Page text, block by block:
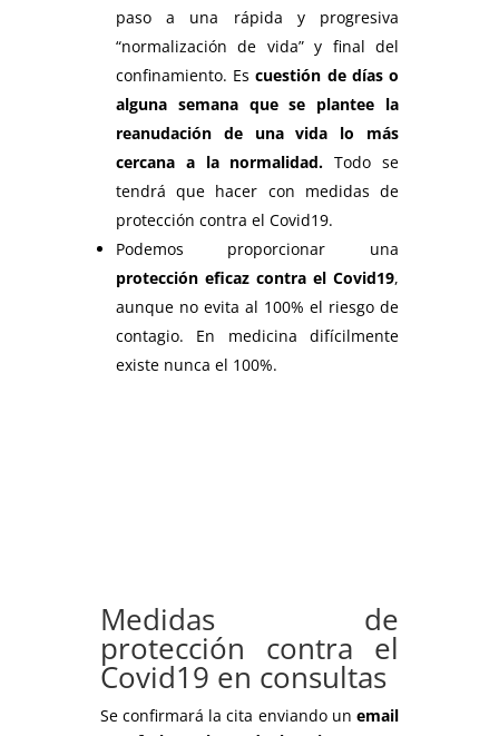
paso a una rápida y progresiva
“normalización de vida” y final del
confinamiento. Escuestión de días o
alguna semana que se plantee la
reanudación de una vida lo más
cercana a la normalidad. Todo se
tendrá que hacer con medidas de
protección contra el Covid19.
Podemos proporcionar una
protección eficaz contra el Covid19,
aunque no evita al 100% el riesgo de
contagio. En medicina difícilmente
existe nunca el 100%.
Medidas de
protección contra el
Covid19 en consultas
Se confirmará la cita enviando unemail